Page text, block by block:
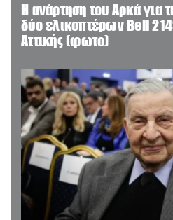
Η ανάρτηση του Αρκά για
δύο ελικοπτέρων Bell
Αττικής (φωτο)